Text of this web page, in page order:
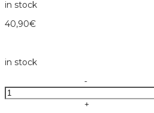
in stock
40,90€
in stock
-
+